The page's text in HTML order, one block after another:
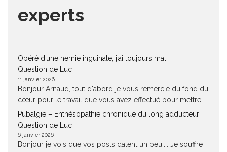
experts
Opéré d’une hernie inguinale, j’ai toujours mal !
Question de Luc
11 janvier 2026
Bonjour Arnaud, tout d'abord je vous remercie du fond du
cœur pour le travail que vous avez effectué pour mettre...
Pubalgie – Enthésopathie chronique du long adducteur
Question de Luc
6 janvier 2026
Bonjour je vois que vos posts datent un peu.... Je souffre